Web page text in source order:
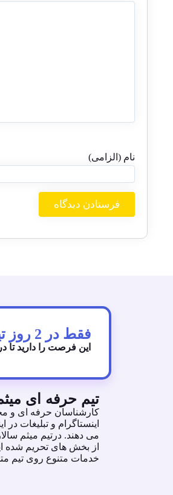
نام (الزامی)
فقط در 2 روز تیک آبی اینستاگرام رو دریافت کنید!
این فرصت را دارید تا
تیم حرفه ای
كارشناسان حرفه اى و
اينستاگرام و تبليغات
مى دهند. درتيم ميثم
از بخش هاى تحريم شده
خدمات متنوع روى تيم